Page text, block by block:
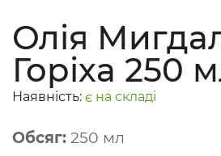
Олія
Горіха 250
Наявність: є на складі
Обсяг: 250 мл